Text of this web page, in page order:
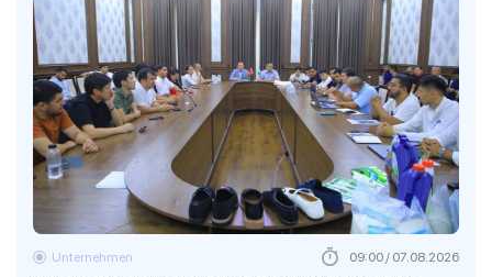
Unternehmen 09:00 / 07.08.2026